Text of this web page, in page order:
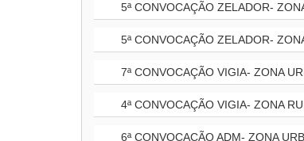
5ª CONVOCAÇÃO ZELADOR-
5ª CONVOCAÇÃO ZELADOR-
7ª CONVOCAÇÃO VIGIA- ZONA
4ª CONVOCAÇÃO VIGIA- ZONA
6ª CONVOCAÇÃO ADM- ZONA